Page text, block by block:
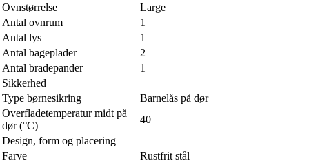
Ovnstørrelse
Large
Antal ovnrum
1
Antal lys
1
Antal bageplader
2
Antal bradepander
1
Sikkerhed
Type børnesikring
Barnelås på dør
Overfladetemperatur midt på
dør (°C)
40
Design, form og placering
Farve
Rustfrit stål